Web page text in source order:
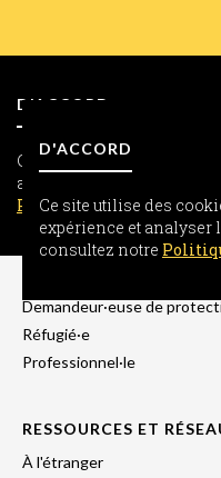
Ce site utilise des cookies
analyser la
Politique d'utilisation
D'ACCORD
INFORMATION
Demandeur·euse de
Réfugié·e
Professionnel·le
RESSOURCES ET
À l'étranger
Ce site utilise des
expérience et analyser
consultez notre
D'ACCORD